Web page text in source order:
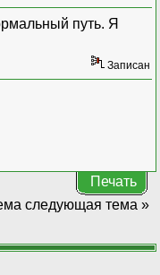
путь. Я
Записан
Печать
следующая тема »